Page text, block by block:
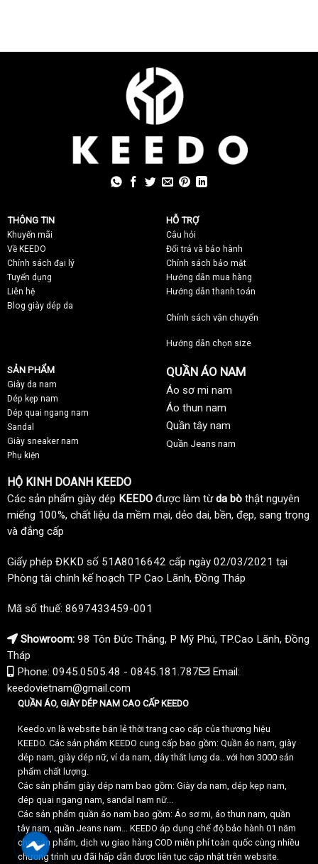
THÔNG TIN
Khuyến mãi
Về KEEDO
Chính sách đại lý
Tuyển dụng
Liên hệ
Blog giày dép da
HỖ TRỢ
Câu hỏi
Đổi trả và bảo hành
Chính sách bảo mật
Hướng dẫn mua hàng
Hướng dẫn thanh toán
Chính sách vận chuyển
Hướng dẫn chọn size
SẢN PHẨM
Giày da nam
Dép kẹp nam
Dép quai ngang nam
Sandal
Giày sneaker nam
Phụ kiện
QUẦN ÁO NAM
Áo sơ mi nam
Áo thun nam
Quần tây nam
Quần Jeans nam
HỘ KINH DOANH KEEDO
Các sản phẩm giày dép KEEDO được làm từda bò thật nguyên
miếng 100%, chất liệu da mềm mại, dẻo dai, bền, đẹp, sang trọng
và đẳng cấp
Giấy phép ĐKKD số 51A8016642 cấp ngày 02/03/2021 tại
Phòng tài chính kế hoạch TP Cao Lãnh, Đồng Tháp
Mã số thuế: 8697433459-001
Showroom: 98 Tôn Đức Thắng, P Mỹ Phú, TP.Cao Lãnh, Đồng
Tháp
Phone: 0945.0505.48 - 0845.181.787
Email:
keedovietnam@gmail.com
QUẦN ÁO, GIÀY DÉP NAM CAO CẤP KEEDO
Keedo.vn là website bán lẻ thời trang cao cấp của thương hiệu
KEEDO. Các sản phẩm KEEDO cung cấp bao gồm: Quần áo nam, giày
dép nam, giày dép nữ, ví da nam, dây thắt lưng da.. với hơn 3000 sản
phẩm chất lượng.
Các sản phẩm giày dép nam bao gồm: Giày da nam, dép kẹp nam,
dép quai ngang nam, sandal nam nữ...
Các sản phẩm quần áo nam bao gồm: Áo sơ mi, áo thun nam, quần
tây nam, quần Jeans nam... KEEDO áp dụng chế độ bảo hành 01 năm
cho sản phẩm, dịch vụ giao hàng COD miễn phí toàn quốc cùng nhiều
chương trình ưu đãi hấp dẫn được liên tục cập nhật trên website.